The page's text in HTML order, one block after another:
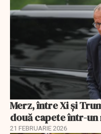
Merz, între Xi și
două capete într-
21 FEBRUARIE 2026